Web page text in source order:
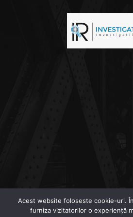
Acest website foloseste cookie-uri.
furniza vizitatorilor o experiență